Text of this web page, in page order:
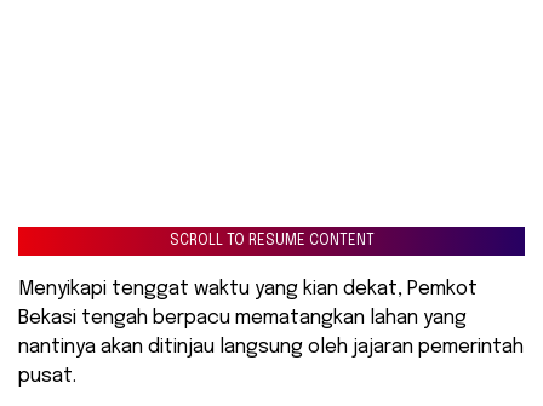
SCROLL TO RESUME CONTENT
Menyikapi tenggat waktu yang kian dekat, Pemkot
Bekasi tengah berpacu mematangkan lahan yang
nantinya akan ditinjau langsung oleh jajaran pemerintah
pusat.